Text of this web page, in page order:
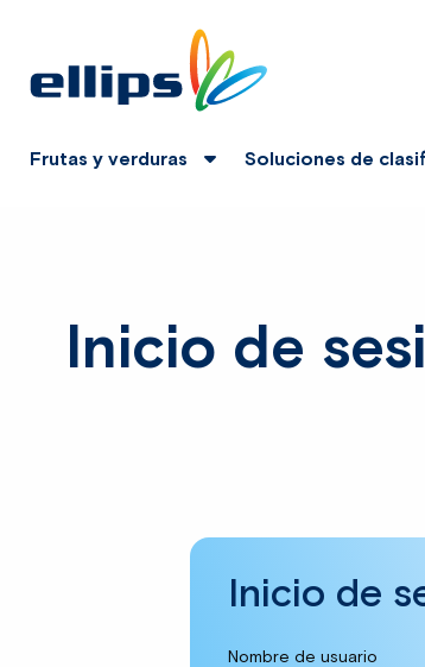
Frutas y verduras Soluciones de
Inicio de
Inicio de
Nombre de usuario